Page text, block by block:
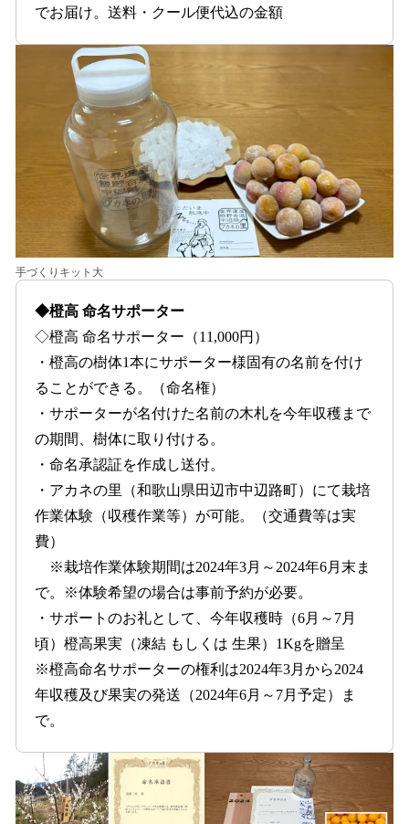
でお届け。送料・クール便代込の金額
手づくりキット大
◆橙高 命名サポーター
◇橙高 命名サポーター（11,000円）
・橙高の樹体1本にサポーター様固有の名前を付け
ることができる。（命名権）
・サポーターが名付けた名前の木札を今年収穫まで
の期間、樹体に取り付ける。
・命名承認証を作成し送付。
・アカネの里（和歌山県田辺市中辺路町）にて栽培
作業体験（収穫作業等）が可能。（交通費等は実
費）
※栽培作業体験期間は2024年3月～2024年6月末ま
で。※体験希望の場合は事前予約が必要。
・サポートのお礼として、今年収穫時（6月～7月
頃）橙高果実（凍結 もしくは 生果）1Kgを贈呈
※橙高命名サポーターの権利は2024年3月から2024
年収穫及び果実の発送（2024年6月～7月予定）ま
で。